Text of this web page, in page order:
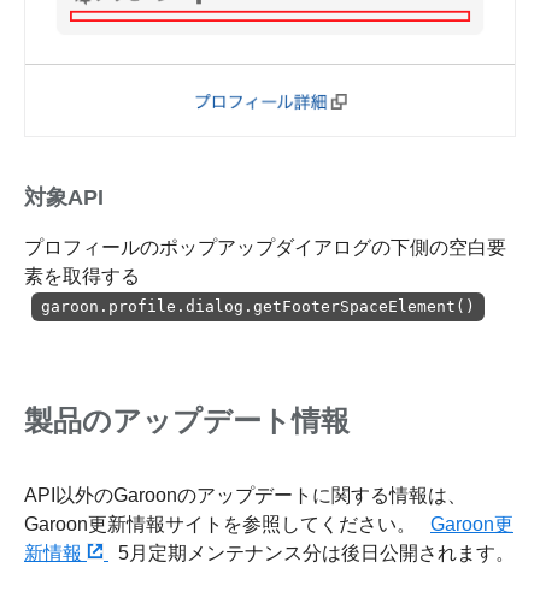
対象API
プロフィールのポップアップダイアログの下側の空白要
素を取得する
garoon.profile.dialog.getFooterSpaceElement()
製品のアップデート情報
API以外のGaroonのアップデートに関する情報は、
Garoon更新情報サイトを参照してください。
Garoon更
新情報
5月定期メンテナンス分は後日公開されます。